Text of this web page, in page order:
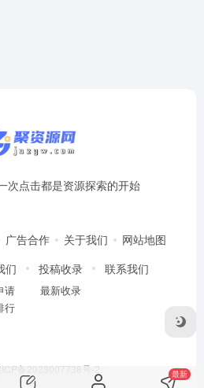
次点击都是资源探索的开始
广告合作 关于我们
网站地图
们
请
行
投稿收录
最新收录
联系我们
ICP备2023007738号-2 最新